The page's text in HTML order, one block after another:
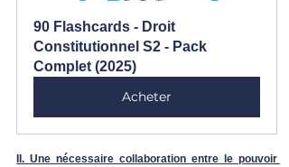
90 Flashcards - Droit
Constitutionnel S2 - Pack
Complet (2025)
Acheter
II. Une nécessaire collaboration entre le pouvoir